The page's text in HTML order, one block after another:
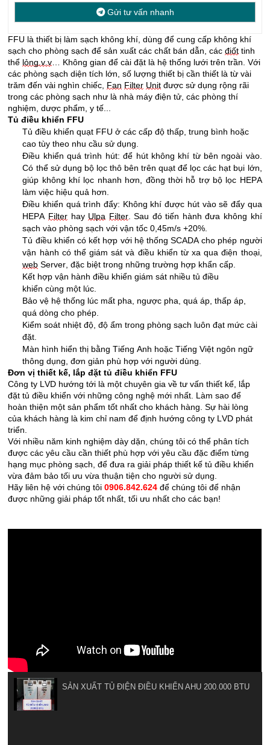
Gửi tư vấn nhanh
FFU là thiết bị làm sạch không khí, dùng để cung cấp không khí
sạch cho phòng sạch để sản xuất các chất bán dẫn, các điốt tinh
thể lỏng.v.v … Không gian để cài đặt là hệ thống lưới trên trần. Với
các phòng sạch diện tích lớn, số lượng thiết bị cần thiết là từ vài
trăm đến vài nghìn chiếc, Fan Filter Unit được sử dụng rộng rãi
trong các phòng sạch như là nhà máy điện tử, các phòng thí
nghiệm, dược phẩm, y tế...
Tủ điều khiển FFU
Tủ điều khiển quạt FFU ở các cấp độ thấp, trung bình hoặc
cao tùy theo nhu cầu sử dụng.
Điều khiển quá trình hút: để hút không khí từ bên ngoài vào.
Có thể sử dụng bộ lọc thô bên trên quạt để lọc các hạt bụi lớn,
giúp không khí lọc nhanh hơn, đồng thời hỗ trợ bộ lọc HEPA
làm việc hiệu quả hơn.
Điều khiển quá trình đẩy: Không khí được hút vào sẽ đẩy qua
HEPA Filter hay Ulpa Filter. Sau đó tiến hành đưa không khí
sạch vào phòng sạch với vận tốc 0,45m/s +20%.
Tủ điều khiển có kết hợp với hệ thống SCADA cho phép người
web Server, đặc biệt trong những trường hợp khẩn cấp.
Kết hợp vận hành điều khiển giám sát nhiều tủ điều
khiển cùng một lúc.
Bảo vệ hệ thống lúc mất pha, ngược pha, quá áp, thấp áp,
quá dòng cho phép.
Kiểm soát nhiệt độ, độ ẩm trong phòng sạch luôn đạt mức cài
đặt.
Màn hình hiển thị bằng Tiếng Anh hoặc Tiếng Việt ngôn ngữ
thông dụng, đơn giản phù hợp với người dùng.
Đơn vị thiết kế, lắp đặt tủ điều khiển FFU
Công ty LVD hướng tới là một chuyên gia về tư vấn thiết kế, lắp
đặt tủ điều khiển với những công nghệ mới nhất. Làm sao để
hoàn thiện một sản phẩm tốt nhất cho khách hàng. Sự hài lòng
của khách hàng là kim chỉ nam để định hướng công ty LVD phát
triển.
Với nhiều năm kinh nghiệm dày dặn, chúng tôi có thể phân tích
được các yêu cầu cần thiết phù hợp với yêu cầu đặc điểm từng
hạng mục phòng sạch, để đưa ra giải pháp thiết kế tủ điều khiển
vừa đảm bảo tối ưu vừa thuận tiện cho người sử dụng.
Hãy liên hệ với chúng tôi 0906.842.624 để chúng tôi để nhận
được những giải pháp tốt nhất, tối ưu nhất cho các bạn!
SẢN XUẤT TỦ ĐIỆN ĐIỀU KHIỂN AHU 200.000 BTU